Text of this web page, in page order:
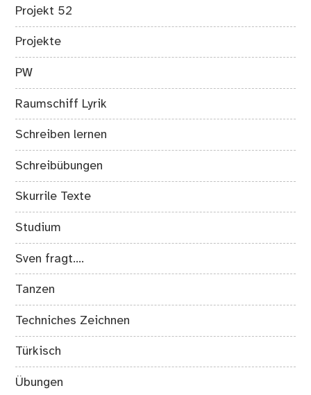
Projekt 52
Projekte
PW
Raumschiff Lyrik
Schreiben lernen
Schreibübungen
Skurrile Texte
Studium
Sven fragt….
Tanzen
Techniches Zeichnen
Türkisch
Übungen